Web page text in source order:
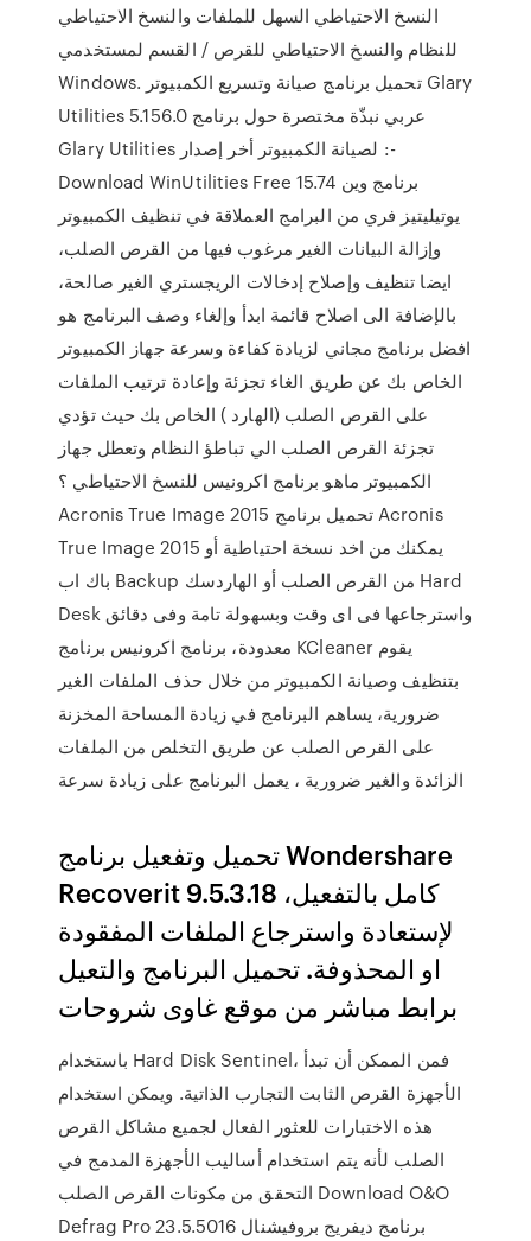
النسخ الاحتياطي السهل للملفات والنسخ الاحتياطي
للنظام والنسخ الاحتياطي للقرص / القسم لمستخدمي
Windows. تحميل برنامج صيانة وتسريع الكمبيوتر Glary
Utilities 5.156.0 عربي نبذّة مختصرة حول برنامج
Glary Utilities لصيانة الكمبيوتر أخر إصدار :-
Download WinUtilities Free 15.74 برنامج وين
يوتيليتيز فري من البرامج العملاقة في تنظيف الكمبيوتر
وإزالة البيانات الغير مرغوب فيها من القرص الصلب،
ايضا تنظيف وإصلاح إدخالات الريجستري الغير صالحة،
بالإضافة الى اصلاح قائمة ابدأ وإلغاء وصف البرنامج هو
افضل برنامج مجاني لزيادة كفاءة وسرعة جهاز الكمبيوتر
الخاص بك عن طريق الغاء تجزئة وإعادة ترتيب الملفات
على القرص الصلب (الهارد ) الخاص بك حيث تؤدي
تجزئة القرص الصلب الي تباطؤ النظام وتعطل جهاز
الكمبيوتر ماهو برنامج اكرونيس للنسخ الاحتياطي ؟
Acronis True Image 2015 تحميل برنامج Acronis
True Image 2015 يمكنك من اخد نسخة احتياطية أو
باك اب Backup من القرص الصلب أو الهاردسك Hard
Desk واسترجاعها فى اى وقت وبسهولة تامة وفى دقائق
معدودة، برنامج اكرونيس برنامج KCleaner يقوم
بتنظيف وصيانة الكمبيوتر من خلال حذف الملفات الغير
ضرورية، يساهم البرنامج في زيادة المساحة المخزنة
على القرص الصلب عن طريق التخلص من الملفات
الزائدة والغير ضرورية ، يعمل البرنامج على زيادة سرعة
تحميل وتفعيل برنامج Wondershare
Recoverit 9.5.3.18 كامل بالتفعيل،
لإستعادة واسترجاع الملفات المفقودة
او المحذوفة. تحميل البرنامج والتعيل
برابط مباشر من موقع غاوى شروحات
باستخدام Hard Disk Sentinel، فمن الممكن أن تبدأ
الأجهزة القرص الثابت التجارب الذاتية. ويمكن استخدام
هذه الاختبارات للعثور الفعال لجميع مشاكل القرص
الصلب لأنه يتم استخدام أساليب الأجهزة المدمج في
التحقق من مكونات القرص الصلب Download O&O
Defrag Pro 23.5.5016 برنامج ديفريج بروفيشنال